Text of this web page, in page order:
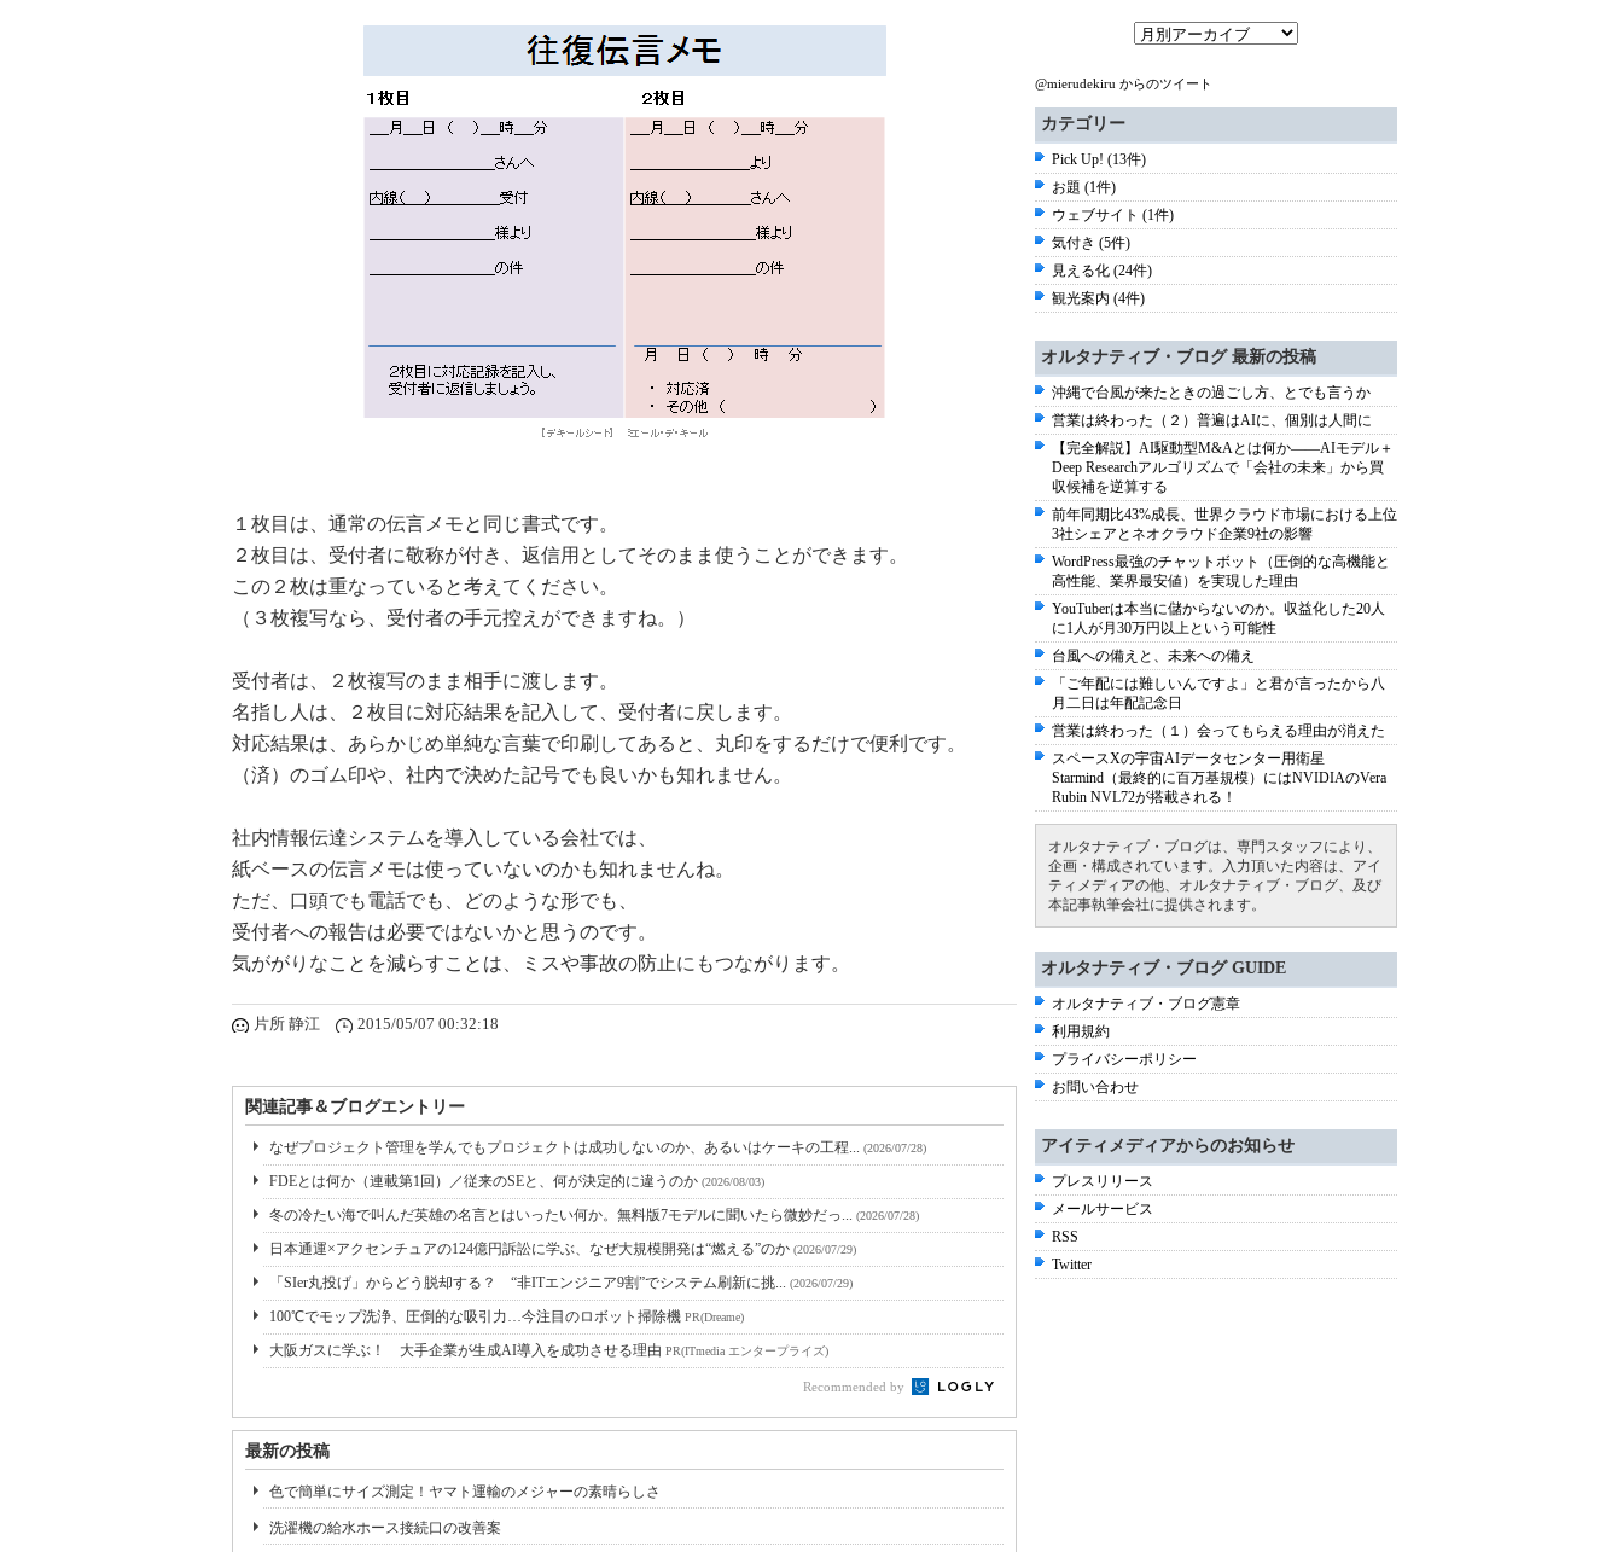
１枚目は、通常の伝言メモと同じ書式です。
２枚目は、受付者に敬称が付き、返信用としてそのまま使うことができます。
この２枚は重なっていると考えてください。
（３枚複写なら、受付者の手元控えができますね。）
受付者は、２枚複写のまま相手に渡します。
名指し人は、２枚目に対応結果を記入して、受付者に戻します。
対応結果は、あらかじめ単純な言葉で印刷してあると、丸印をするだけで便利です。
（済）のゴム印や、社内で決めた記号でも良いかも知れません。
社内情報伝達システムを導入している会社では、
紙ベースの伝言メモは使っていないのかも知れませんね。
ただ、口頭でも電話でも、どのような形でも、
受付者への報告は必要ではないかと思うのです。
気ががりなことを減らすことは、ミスや事故の防止にもつながります。
片所 静江 2015/05/07 00:32:18
関連記事＆ブログエントリー
なぜプロジェクト管理を学んでもプロジェクトは成功しないのか、あるいはケーキの工程... (2026/07/28)
FDEとは何か（連載第1回）／従来のSEと、何が決定的に違うのか (2026/08/03)
冬の冷たい海で叫んだ英雄の名言とはいったい何か。無料版7モデルに聞いたら微妙だっ... (2026/07/28)
日本通運×アクセンチュアの124億円訴訟に学ぶ、なぜ大規模開発は“燃える”のか (2026/07/29)
「SIer丸投げ」からどう脱却する？ “非ITエンジニア9割”でシステム刷新に挑... (2026/07/29)
100℃でモップ洗浄、圧倒的な吸引力…今注目のロボット掃除機 PR(Dreame)
大阪ガスに学ぶ！ 大手企業が生成AI導入を成功させる理由 PR(ITmedia エンタープライズ)
Recommended by
最新の投稿
色で簡単にサイズ測定！ヤマト運輸のメジャーの素晴らしさ
洗濯機の給水ホース接続口の改善案
@mierudekiru からのツイート
カテゴリー
Pick Up! (13件)
お題 (1件)
ウェブサイト (1件)
気付き (5件)
見える化 (24件)
観光案内 (4件)
オルタナティブ・ブログ 最新の投稿
沖縄で台風が来たときの過ごし方、とでも言うか
営業は終わった（２）普遍はAIに、個別は人間に
【完全解説】AI駆動型M&Aとは何か――AIモデル＋
Deep Researchアルゴリズムで「会社の未来」から買
収候補を逆算する
前年同期比43%成長、世界クラウド市場における上位
3社シェアとネオクラウド企業9社の影響
WordPress最強のチャットボット（圧倒的な高機能と
高性能、業界最安値）を実現した理由
YouTuberは本当に儲からないのか。収益化した20人
に1人が月30万円以上という可能性
台風への備えと、未来への備え
「ご年配には難しいんですよ」と君が言ったから八
月二日は年配記念日
営業は終わった（１）会ってもらえる理由が消えた
スペースXの宇宙AIデータセンター用衛星
Starmind（最終的に百万基規模）にはNVIDIAのVera
Rubin NVL72が搭載される！
オルタナティブ・ブログは、専門スタッフにより、
企画・構成されています。入力頂いた内容は、アイ
ティメディアの他、オルタナティブ・ブログ、及び
本記事執筆会社に提供されます。
オルタナティブ・ブログ GUIDE
オルタナティブ・ブログ憲章
利用規約
プライバシーポリシー
お問い合わせ
アイティメディアからのお知らせ
プレスリリース
メールサービス
RSS
Twitter